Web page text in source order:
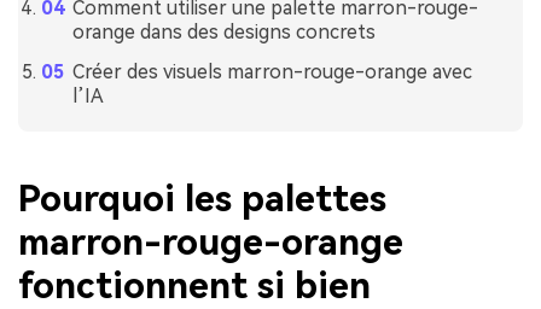
Comment utiliser une palette marron-rouge-
orange dans des designs concrets
Créer des visuels marron-rouge-orange avec
l’IA
Pourquoi les palettes
marron-rouge-orange
fonctionnent si bien